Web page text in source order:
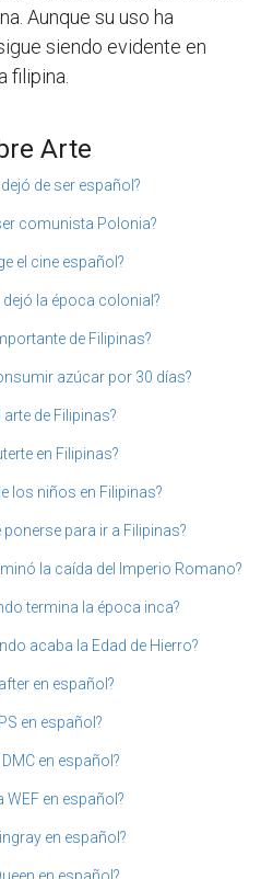
Aunque su uso ha
siendo evidente en
filipina.
Arte
de ser español?
comunista Polonia?
el cine español?
la época colonial?
de Filipinas?
azúcar por 30 días?
de Filipinas?
en Filipinas?
los niños en Filipinas?
para ir a Filipinas?
la caída del Imperio Romano?
termina la época inca?
acaba la Edad de Hierro?
en español?
en español?
en español?
WEF en español?
en español?
en español?